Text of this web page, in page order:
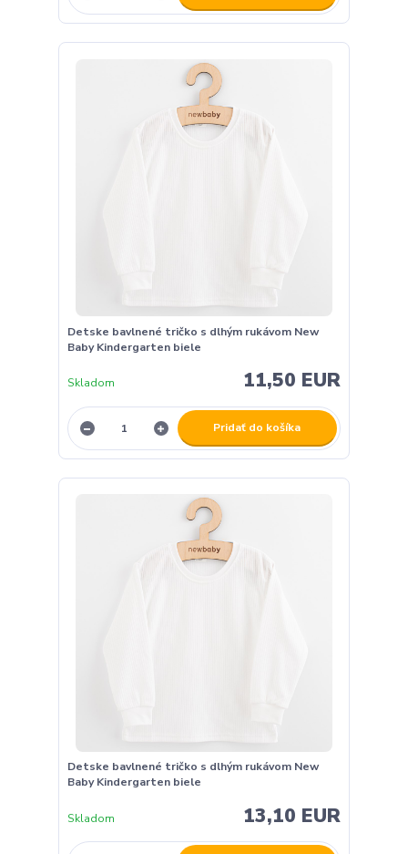
Detske bavlnené tričko s dlhým rukávom New
Baby Kindergarten biele
11,50 EUR
Skladom
Pridať do košíka
Detske bavlnené tričko s dlhým rukávom New
Baby Kindergarten biele
13,10 EUR
Skladom